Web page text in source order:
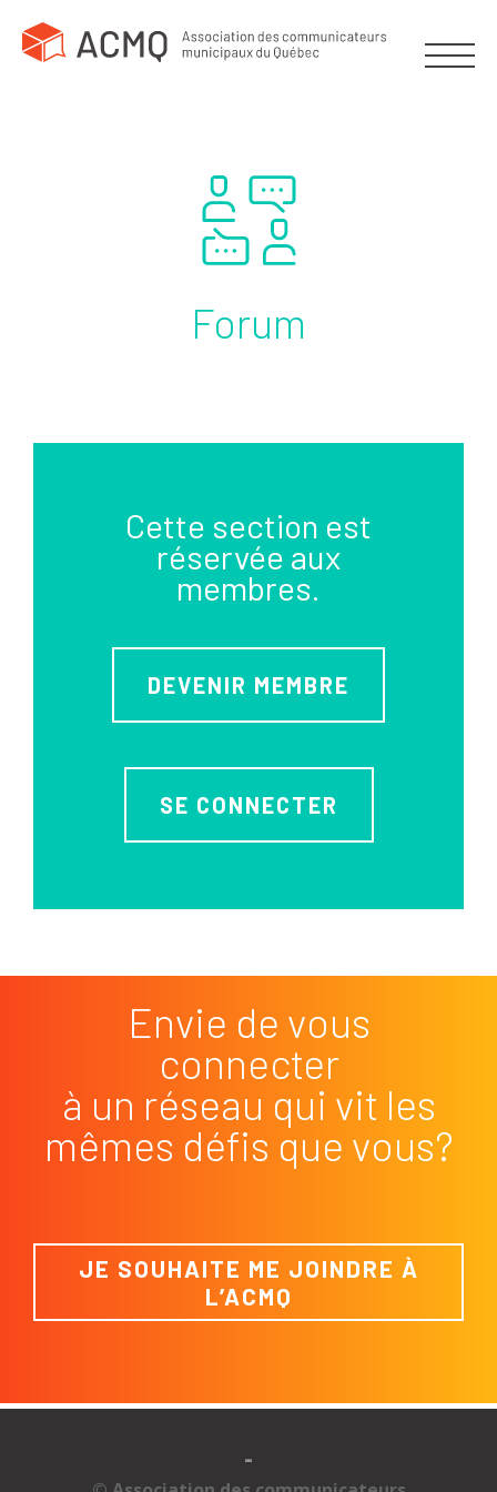
Forum
Cette section est
réservée aux
membres.
DEVENIR MEMBRE
SE CONNECTER
Envie de vous
connecter
à un réseau qui vit les
mêmes défis que vous?
JE SOUHAITE ME JOINDRE À
L’ACMQ
-